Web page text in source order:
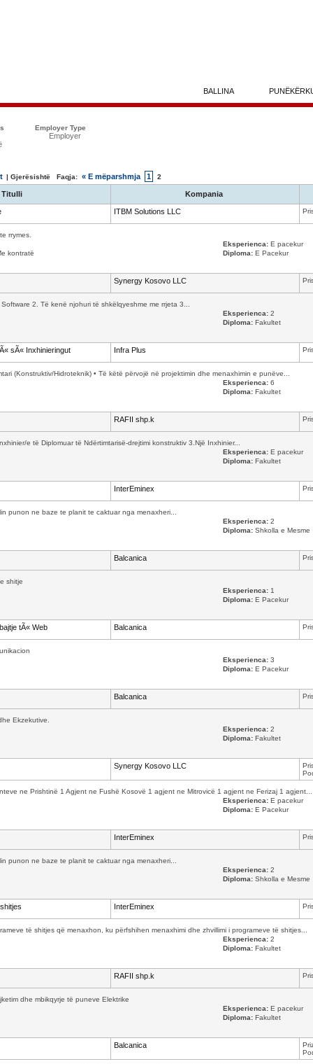
BALLINA
Employer Type
Employer
| Gjerësishtë Faqja: « E mëparshmja 1 2
Titulli Kompania
ITBM Solutions LLC
rrymes.
Eksperienca: E pacekur
kontratë
Diploma: E Pacekur
Synergy Kosovo LLC
2. Të kenë njohuri të shkëlqyeshme me rrjeta 3...
Eksperienca: 2
Diploma: Fakultet
sÃ« Inxhinieringut Infra Plus
(Konstruktiv/Hidroteknik) • Të këtë përvojë në projektimin dhe menaxhimin e punëve...
Eksperienca: 6
Diploma: Fakultet
RAFII shp.k
e të Diplomuar të Ndërtimtarisë-drejtimi konstruktiv 3.Një Inxhinier...
Eksperienca: E pacekur
Diploma: Fakultet
InterEminex
punon ne baze te planit te caktuar nga menaxheri...
Eksperienca: 2
Diploma: Shkolla e Mesme
Balcanica
shitje
Eksperienca: 1
Diploma: E Pacekur
tÃ« Web Balcanica
Eksperienca: 3
Diploma: E Pacekur
Balcanica
Ekzekutive.
Eksperienca: 2
Diploma: Fakultet
Synergy Kosovo LLC
ne Prishtinë 1 Agjent ne Fushë Kosovë 1 agjent ne Mitrovicë 1 agjent ne Ferizaj 1 agjent...
Eksperienca: E pacekur
Diploma: E Pacekur
InterEminex
punon ne baze te planit te caktuar nga menaxheri...
Eksperienca: 2
Diploma: Shkolla e Mesme
InterEminex
të shitjes që menaxhon, ku përfshihen menaxhimi dhe zhvillimi i programeve të shitjes...
Eksperienca: 2
Diploma: Fakultet
RAFII shp.k
dhe mbikqyrje të puneve Elektrike
Eksperienca: E pacekur
Diploma: Fakultet
Balcanica